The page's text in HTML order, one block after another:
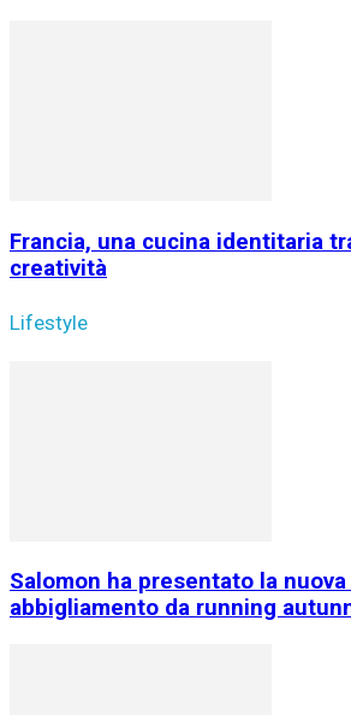
Francia, una cucina identitaria
creatività
Lifestyle
Salomon ha presentato la
abbigliamento da running